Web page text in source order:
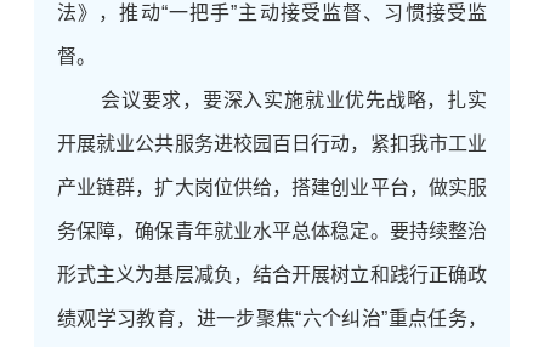
法》，推动“一把手”主动接受监督、习惯接受监
督。
会议要求，要深入实施就业优先战略，扎实
开展就业公共服务进校园百日行动，紧扣我市工业
产业链群，扩大岗位供给，搭建创业平台，做实服
务保障，确保青年就业水平总体稳定。要持续整治
形式主义为基层减负，结合开展树立和践行正确政
绩观学习教育，进一步聚焦“六个纠治”重点任务，